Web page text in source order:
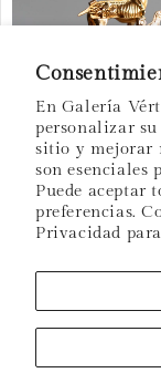
En Galería
personalizar
sitio y mejorar
son esenciales
Puede aceptar
preferencias.
Privacidad
Alma Castellanos
Disección de miller
$ 16,000